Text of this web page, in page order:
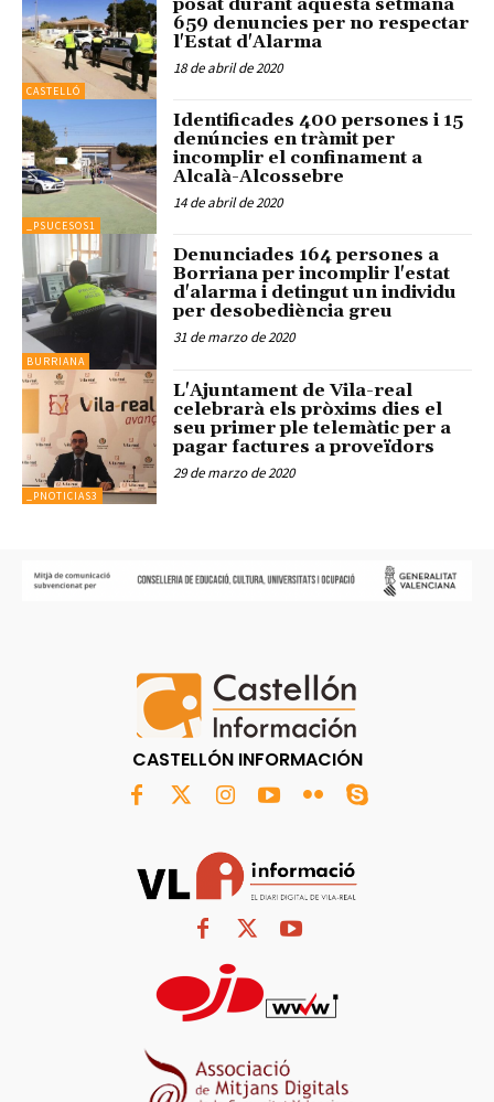
CASTELLÓ
659 denuncies per no respectar
l'Estat d'Alarma
18 de abril de 2020
_PSUCESOS1
Identificades 400 persones i 15
denúncies en tràmit per
incomplir el confinament a
Alcalà-Alcossebre
14 de abril de 2020
BURRIANA
Denunciades 164 persones a
Borriana per incomplir l'estat
d'alarma i detingut un individu
per desobediència greu
31 de marzo de 2020
_PNOTICIAS3
L'Ajuntament de Vila-real
celebrarà els pròxims dies el
seu primer ple telemàtic per a
pagar factures a proveïdors
29 de marzo de 2020
CASTELLÓN INFORMACIÓN